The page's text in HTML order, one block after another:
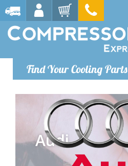
Find Your Cooling Parts
Audi